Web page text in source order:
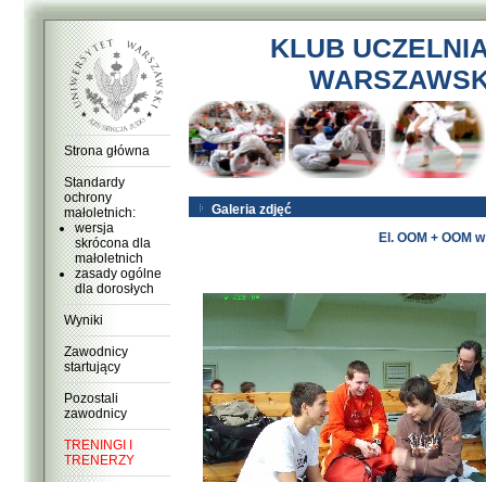
Strona główna
Standardy
ochrony
małoletnich:
wersja
skrócona dla
małoletnich
zasady ogólne
dla dorosłych
Wyniki
Zawodnicy
startujący
Pozostali
zawodnicy
TRENINGI I
TRENERZY
KLUB
Galeria zdjęć
El. OOM + OOM